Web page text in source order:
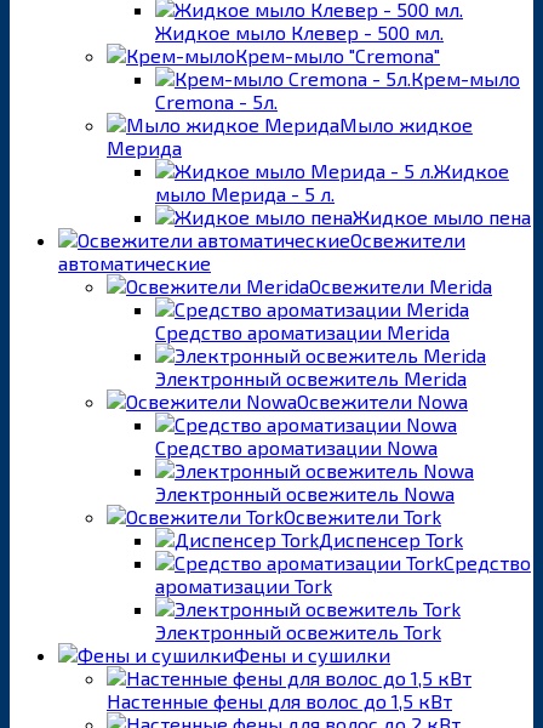
Жидкое мыло Клевер - 500 мл.
Крем-мыло "Cremona"
Крем-мыло
Cremona - 5л.
Мыло жидкое
Мерида
Жидкое
мыло Мерида - 5 л.
Жидкое мыло пена
Освежители
автоматические
Освежители Merida
Средство ароматизации Merida
Электронный освежитель Merida
Освежители Nowa
Средство ароматизации Nowa
Электронный освежитель Nowa
Освежители Tork
Диспенсер Tork
Средство
ароматизации Tork
Электронный освежитель Tork
Фены и сушилки
Настенные фены для волос до 1,5 кВт